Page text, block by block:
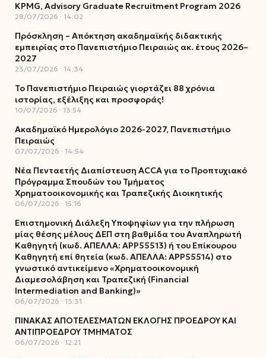
KPMG, Advisory Graduate Recruitment Program 2026
28/07/2026 14:02
Πρόσκληση – Απόκτηση ακαδημαϊκής διδακτικής
εμπειρίας στο Πανεπιστήμιο Πειραιώς ακ. έτους 2026–
2027
23/07/2026 14:34
Το Πανεπιστήμιο Πειραιώς γιορτάζει 88 χρόνια
ιστορίας, εξέλιξης και προσφοράς!
10/07/2026 13:54
Ακαδημαϊκό Ημερολόγιο 2026-2027, Πανεπιστήμιο
Πειραιώς
07/07/2026 14:54
Νέα Πενταετής Διαπίστευση ACCA για το Προπτυχιακό
Πρόγραμμα Σπουδών του Τμήματος
Χρηματοοικονομικής και Τραπεζικής Διοικητικής
06/07/2026 15:16
Επιστημονική Διάλεξη Υποψηφίων για την πλήρωση
μίας θέσης μέλους ΔΕΠ στη βαθμίδα του Αναπληρωτή
Καθηγητή (κωδ. ΑΠΕΛΛΑ: ΑΡΡ55513) ή του Επίκουρου
Καθηγητή επί θητεία (κωδ. ΑΠΕΛΛΑ: ΑΡΡ55514) στο
γνωστικό αντικείμενο «Χρηματοοικονομική
Διαμεσολάβηση και Τραπεζική (Financial
Intermediation and Banking)»
06/07/2026 13:31
ΠΙΝΑΚΑΣ ΑΠΟΤΕΛΕΣΜΑΤΩΝ ΕΚΛΟΓΗΣ ΠΡΟΕΔΡΟΥ ΚΑΙ
ΑΝΤΙΠΡΟΕΔΡΟΥ ΤΜΗΜΑΤΟΣ
06/07/2026 12:21